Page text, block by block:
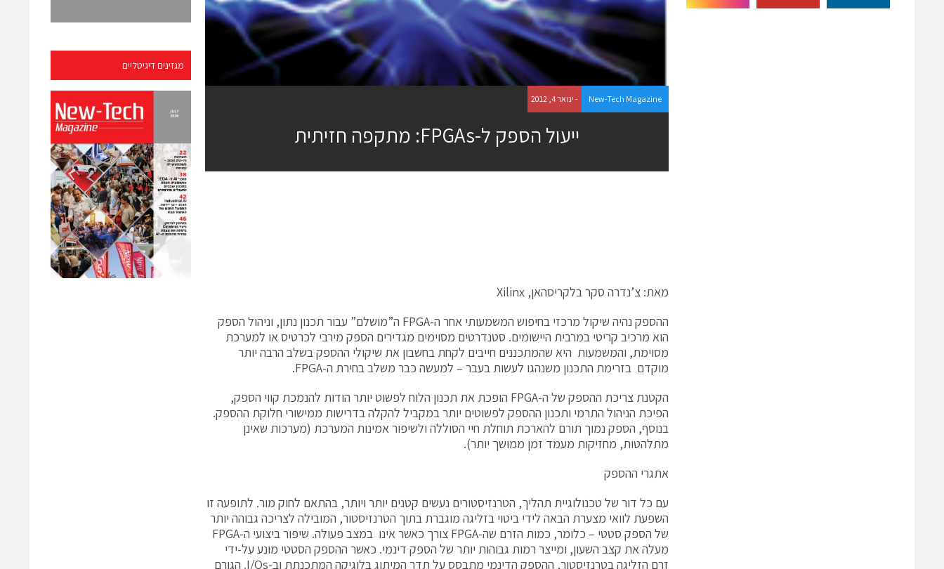
מגזינים דיגיטליים
New-Tech Magazine - ינואר 4, 2012
ייעול הספק ל-FPGAs: מתקפה חזיתית
מאת: צ’נדרה סקר בלקריסהאן, Xilinx
ההספק נהיה שיקול מרכזי בחיפוש המשמעותי אחר ה-FPGA ה”מושלם” עבור תכנון נתון, וניהול הספק
הוא מרכיב קריטי במרבית היישומים. סטנדרטים מסוימים מגדירים הספק מירבי לכרטיס או למערכת
מסוימת, והמשמעות היא שהמתכננים חייבים לקחת בחשבון את שיקולי ההספק בשלב הרבה יותר
מוקדם בזרימת התכנון משנהגו לעשות בעבר – למעשה כבר משלב בחירת ה-FPGA.
הקטנת צריכת ההספק של ה-FPGA הופכת את תכנון הלוח לפשוט יותר הודות להנמכת קווי הספק,
הפיכת הניהול התרמי ותכנון ההספק לפשוטים יותר במקביל להקלה בדרישות ממישורי חלוקת ההספק.
בנוסף, הספק נמוך תורם להארכת תוחלת חיי הסוללה ולשיפור אמינות המערכת (מערכות שאינן
מתלהטות, מחזיקות מעמד זמן ממושך יותר).
אתגרי ההספק
עם כל דור של טכנולוגיית תהליך, הטרנזיסטורים נעשים קטנים יותר ויותר, בהתאם לחוק מור. לתופעה זו
השפעת לוואי מצערת הבאה לידי ביטוי בזליגה מוגברת בתוך הטרנזיסטור, המובילה לצריכה גבוהה יותר
של הספק סטטי – כלומר, כמות הזרם שה-FPGA צורך כאשר אינו במצב פעולה. שיפור ביצועי ה-FPGA
מעלה את קצב השעון, ומייצר רמות גבוהות יותר של הספק דינמי. כאשר ההספק הסטטי מונע על-ידי
זרם הזליגה בטרנזיסטור, ההספק הדינמי מתבסס על תדר המיתוג בלוגיקה המתכנתת וב-I/Os. הגורם